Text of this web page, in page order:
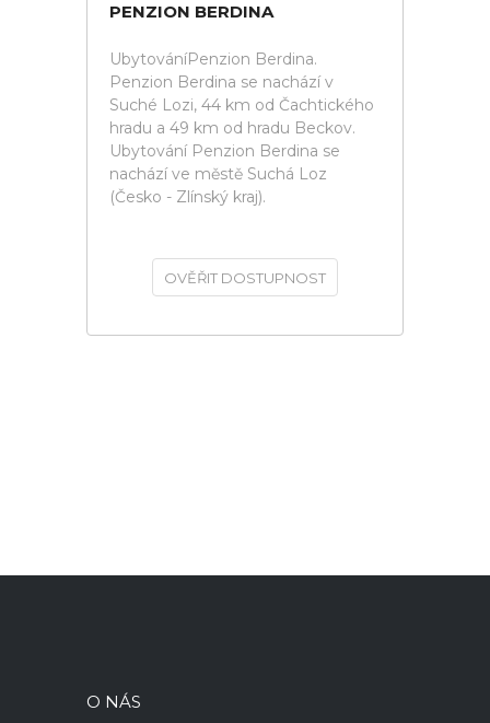
PENZION BERDINA
UbytováníPenzion Berdina.
Penzion Berdina se nachází v
Suché Lozi, 44 km od Čachtického
hradu a 49 km od hradu Beckov.
Ubytování Penzion Berdina se
nachází ve městě Suchá Loz
(Česko - Zlínský kraj).
OVĚŘIT DOSTUPNOST
O NÁS